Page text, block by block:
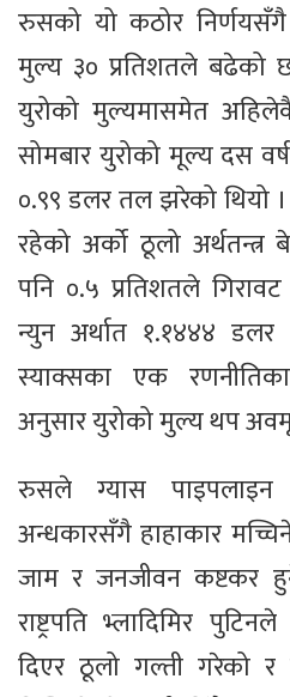
रुसको यो कठोर
मुल्य ३० प्रतिशतले बढेको
युरोको मुल्यमासमेत
सोमबार युरोको मूल्य दस
०.९९ डलर तल झरेको थियो
रहेको अर्को ठूलो अर्थतन्त्र
पनि ०.५ प्रतिशतले
न्युन अर्थात १.१४४४
स्याक्सका एक
अनुसार युरोको मुल्य थप
रुसले ग्यास
अन्धकारसँगै हाहाकार
जाम र जनजीवन कष्टकर
राष्ट्रपति भ्लादिमिर
दिएर ठूलो गल्ती गरेको र